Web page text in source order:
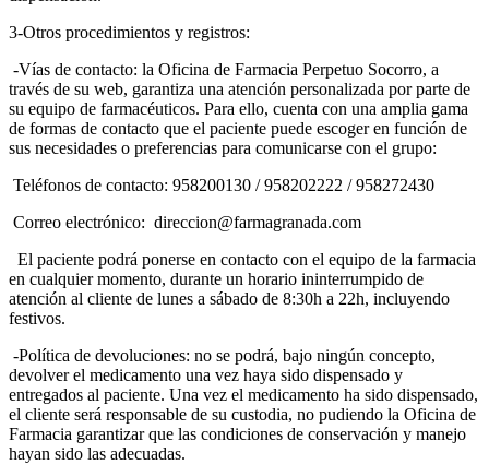
3-Otros procedimientos y registros:
-Vías de contacto: la Oficina de Farmacia Perpetuo Socorro, a
través de su web, garantiza una atención personalizada por parte de
su equipo de farmacéuticos. Para ello, cuenta con una amplia gama
de formas de contacto que el paciente puede escoger en función de
sus necesidades o preferencias para comunicarse con el grupo:
Teléfonos de contacto: 958200130 / 958202222 / 958272430
Correo electrónico: direccion@farmagranada.com
El paciente podrá ponerse en contacto con el equipo de la farmacia
en cualquier momento, durante un horario ininterrumpido de
atención al cliente de lunes a sábado de 8:30h a 22h, incluyendo
festivos.
-Política de devoluciones: no se podrá, bajo ningún concepto,
devolver el medicamento una vez haya sido dispensado y
entregados al paciente. Una vez el medicamento ha sido dispensado,
el cliente será responsable de su custodia, no pudiendo la Oficina de
Farmacia garantizar que las condiciones de conservación y manejo
hayan sido las adecuadas.